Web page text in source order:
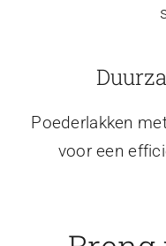
Poederlakken
voor een